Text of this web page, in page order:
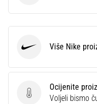
Ocijenite proizvod.
Ocijenite
Voljeli bismo
Više Nike